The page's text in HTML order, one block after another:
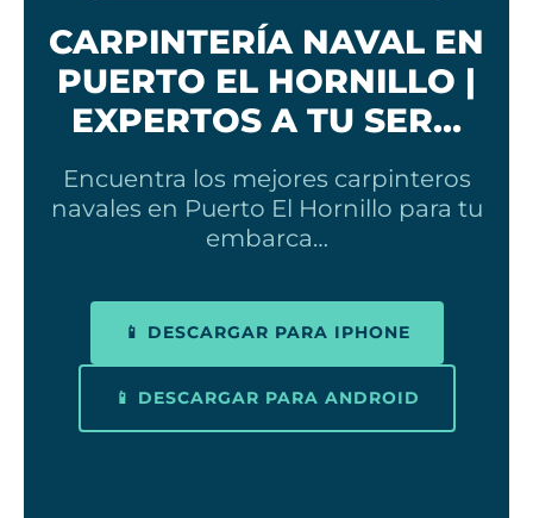
CARPINTERÍA NAVAL EN
PUERTO EL HORNILLO |
EXPERTOS A TU SER…
Encuentra los mejores carpinteros
navales en Puerto El Hornillo para tu
embarca…
📱 DESCARGAR PARA IPHONE
📱 DESCARGAR PARA ANDROID